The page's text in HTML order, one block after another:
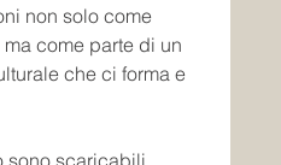
non solo come
come parte di un
che ci forma e
sono scaricabili